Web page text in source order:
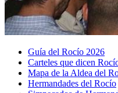
Guía del Rocío 2026
Carteles que dicen
Mapa de la Aldea del
Hermandades del Rocío